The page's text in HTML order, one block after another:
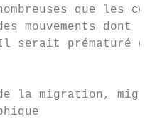
que les
mouvements dont
serait prématuré de
la migration,